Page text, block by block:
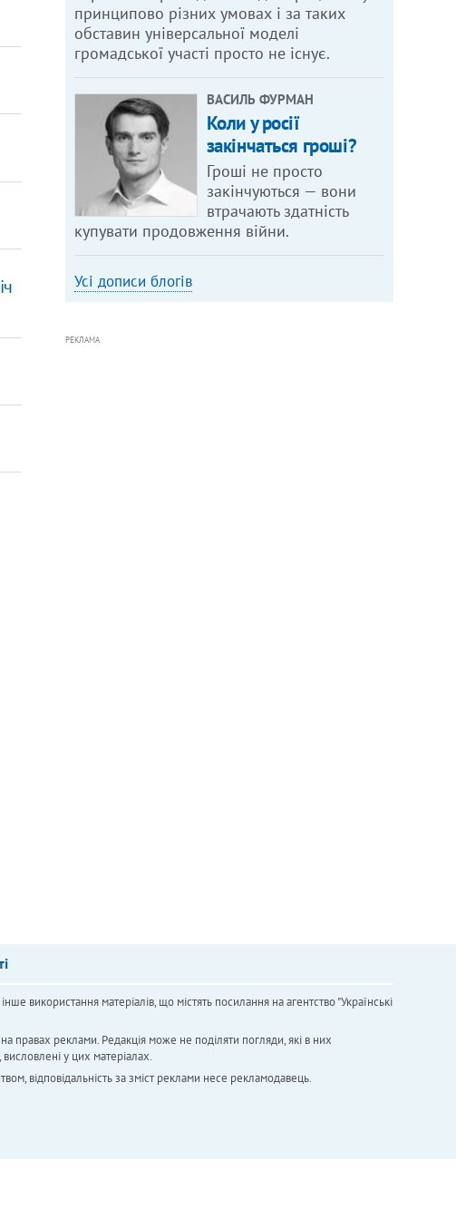
принципово різних умовах і за таких
обставин універсальної моделі
громадської участі просто не існує.
ВАСИЛЬ ФУРМАН
Коли у росії
закінчаться гроші?
Гроші не просто
закінчуються — вони
втрачають здатність
купувати продовження війни.
Усі дописи блогів
РЕКЛАМА
використання матеріалів, що містять посилання на агентство "Українськi
правах реклами. Редакція може не поділяти погляди, які в них
у цих матеріалах.
відповідальність за зміст реклами несе рекламодавець.